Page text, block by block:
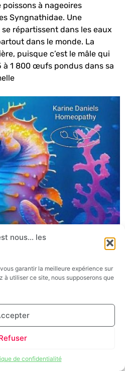
nous... les
garantir la meilleure expérience sur
à utiliser ce site, nous supposerons que
de confidentialité
à nageoires
Syngnathidae. Une
répartissent dans les eaux
dans le monde. La
puisque c’est le mâle qui
1 800 œufs pondus dans sa